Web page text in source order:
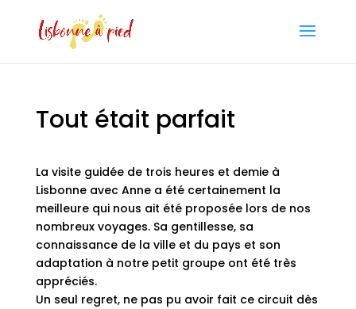
Tout était parfait
La visite guidée de trois heures et demie à
Lisbonne avec Anne a été certainement la
meilleure qui nous ait été proposée lors de nos
nombreux voyages. Sa gentillesse, sa
connaissance de la ville et du pays et son
adaptation à notre petit groupe ont été très
appréciés.
Un seul regret, ne pas pu avoir fait ce circuit dès